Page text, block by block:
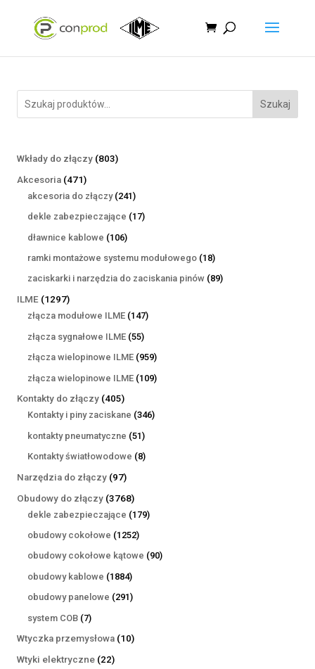
Szukaj
Wkłady do złączy 803803
Akcesoria 471471
produktów
akcesoria do złączy 241241
produktów
dekle zabezpieczające 1717
dławnice kablowe 106106
produktów
ramki montażowe systemu modułowego 1818
produktów
zaciskarki i narzędzia do zaciskania pinów 8989
ILME 12971297
produktów
złącza modułowe ILME 147147
złącza sygnałowe ILME 5555
produktów
złącza wielopinowe ILME 959959
produktów
złącza wielopinowe ILME 109109
Kontakty do złączy 405405
produktów
Kontakty i piny zaciskane 346346
kontakty pneumatyczne 5151
produktów
Kontakty światłowodowe 88
Narzędzia do złączy 9797
produktów
Obudowy do złączy 37683768
produktów
dekle zabezpieczające 179179
obudowy cokołowe 12521252
produkty
obudowy cokołowe kątowe 9090
obudowy kablowe 18841884
produkty
obudowy panelowe 291291
system COB 77
produktów
Wtyczka przemysłowa 1010
Wtyki elektryczne 2222